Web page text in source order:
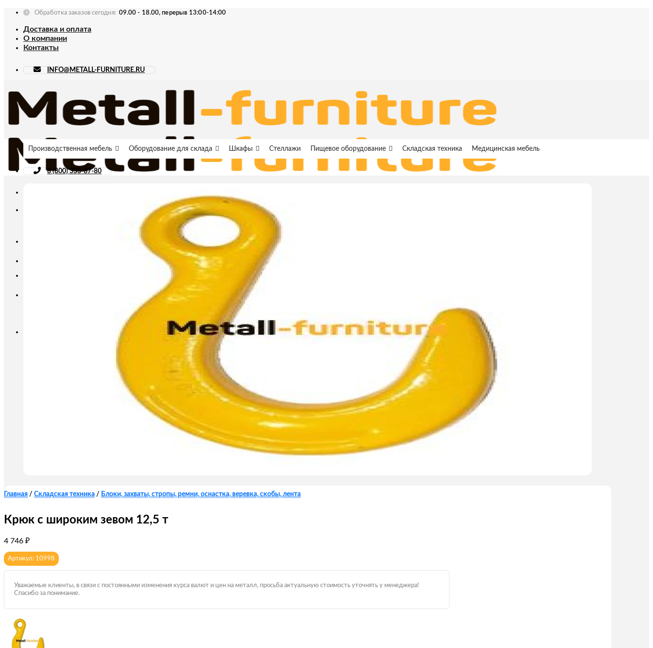
Skip
content
Обработка заказов сегодня: 09.00 - 18.00, перерыв 13:00-14:00
Доставка и оплата
О компании
Контакты
INFO@METALL-FURNITURE.RU
INFO@METALL-FURNITURE.RU
Производственная мебель Оборудование для склада Шкафы Стеллажи Пищевое оборудование Складская техника Медицинская мебель
8 (800) 333-87-80
Главная / Складская техника / Блоки, захваты, стропы, ремни, оснастка, веревка, скобы, лента
Крюк с широким зевом 12,5 т
4 746 ₽
Артикул: 10998
Уважаемые клиенты, в связи с постоянными изменения курса валют и цен на металл, просьба актуальную стоимость уточнять у менеджера!
Спасибо за понимание.